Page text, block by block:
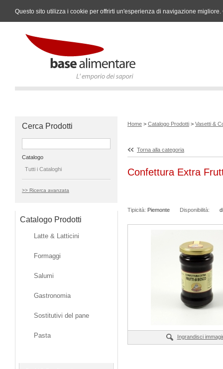
Questo sito utilizza i cookie per offrirti un'esperienza di navigazione
Cerca Prodotti
Catalogo
Tutti i Cataloghi
>> Ricerca avanzata
Catalogo Prodotti
Latte & Latticini
Formaggi
Salumi
Gastronomia
Sostitutivi del pane
Pasta
Home > Catalogo Prodotti > Vasetti &
Torna alla categoria
Confettura Extra
Tipicità: Piemonte Disponibilità:
Ingrandisci